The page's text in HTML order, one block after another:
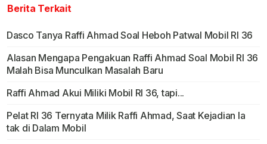
Berita Terkait
Dasco Tanya Raffi Ahmad Soal Heboh Patwal Mobil RI 36
Alasan Mengapa Pengakuan Raffi Ahmad Soal Mobil RI 36
Malah Bisa Munculkan Masalah Baru
Raffi Ahmad Akui Miliki Mobil RI 36, tapi...
Pelat RI 36 Ternyata Milik Raffi Ahmad, Saat Kejadian Ia
tak di Dalam Mobil